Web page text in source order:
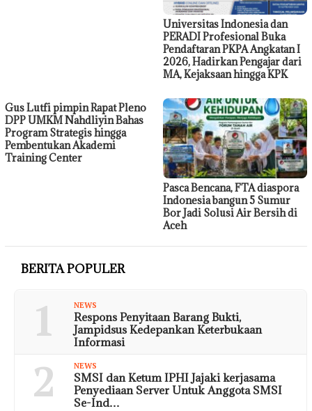
Universitas Indonesia dan
PERADI Profesional Buka
Pendaftaran PKPA Angkatan I
2026, Hadirkan Pengajar dari
MA, Kejaksaan hingga KPK
Gus Lutfi pimpin Rapat Pleno
DPP UMKM Nahdliyin Bahas
Program Strategis hingga
Pembentukan Akademi
Training Center
Pasca Bencana, FTA diaspora
Indonesia bangun 5 Sumur
Bor Jadi Solusi Air Bersih di
Aceh
BERITA POPULER
1 NEWS
Respons Penyitaan Barang Bukti,
Jampidsus Kedepankan Keterbukaan
Informasi
2 NEWS
SMSI dan Ketum IPHI Jajaki kerjasama
Penyediaan Server Untuk Anggota SMSI
Se-Ind…